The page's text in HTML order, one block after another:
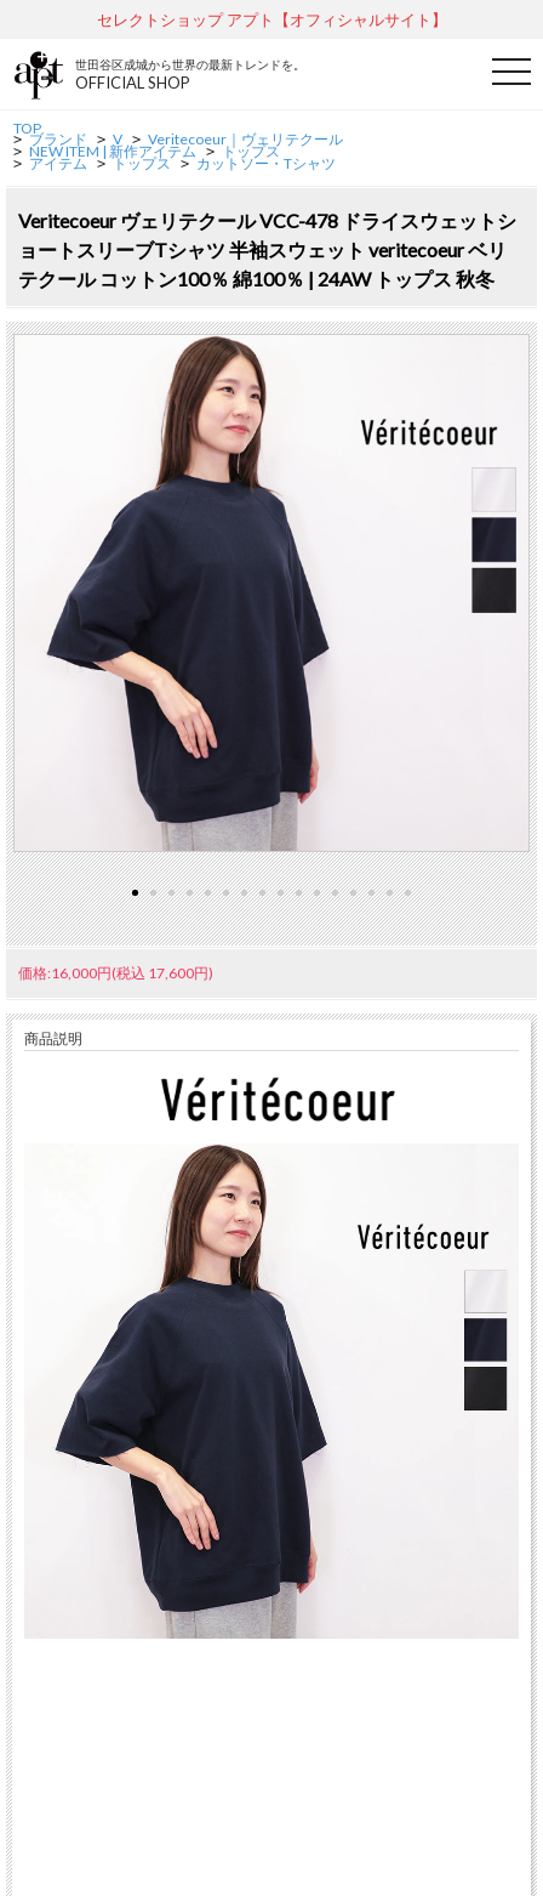
セレクトショップ アプト【オフィシャルサイト】
世田谷区成城から世界の最新トレンドを。
OFFICIAL SHOP
t
o
i
o
n
TOP
> ブランド > V > Veritecoeur｜ヴェリテクール
> NEW ITEM | 新作アイテム > トップス
> アイテム > トップス > カットソー・Tシャツ
Veritecoeur ヴェリテクール VCC-478 ドライスウェットシ
ョートスリーブTシャツ 半袖スウェット veritecoeur ベリ
テクール コットン100％ 綿100％ | 24AW トップス 秋冬
価格:16,000円(税込 17,600円)
商品説明